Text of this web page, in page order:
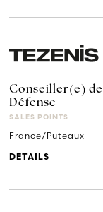
Conseiller(e) de
Défense
SALES POINTS
France/Puteaux
DETAILS